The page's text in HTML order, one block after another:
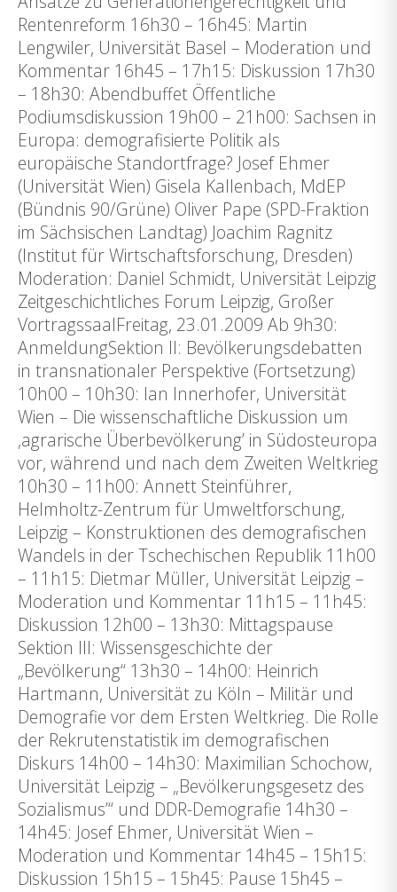
Rentenreform 16h30 – 16h45: Martin
Lengwiler, Universität Basel – Moderation und
Kommentar 16h45 – 17h15: Diskussion 17h30
– 18h30: Abendbuffet Öffentliche
Podiumsdiskussion 19h00 – 21h00: Sachsen in
Europa: demografisierte Politik als
europäische Standortfrage? Josef Ehmer
(Universität Wien) Gisela Kallenbach, MdEP
(Bündnis 90/Grüne) Oliver Pape (SPD-Fraktion
im Sächsischen Landtag) Joachim Ragnitz
(Institut für Wirtschaftsforschung, Dresden)
Moderation: Daniel Schmidt, Universität Leipzig
Zeitgeschichtliches Forum Leipzig, Großer
VortragssaalFreitag, 23.01.2009 Ab 9h30:
AnmeldungSektion II: Bevölkerungsdebatten
in transnationaler Perspektive (Fortsetzung)
10h00 – 10h30: Ian Innerhofer, Universität
Wien – Die wissenschaftliche Diskussion um
‚agrarische Überbevölkerung’ in Südosteuropa
vor, während und nach dem Zweiten Weltkrieg
10h30 – 11h00: Annett Steinführer,
Helmholtz-Zentrum für Umweltforschung,
Leipzig – Konstruktionen des demografischen
Wandels in der Tschechischen Republik 11h00
– 11h15: Dietmar Müller, Universität Leipzig –
Moderation und Kommentar 11h15 – 11h45:
Diskussion 12h00 – 13h30: Mittagspause
Sektion III: Wissensgeschichte der
„Bevölkerung“ 13h30 – 14h00: Heinrich
Hartmann, Universität zu Köln – Militär und
Demografie vor dem Ersten Weltkrieg. Die Rolle
der Rekrutenstatistik im demografischen
Diskurs 14h00 – 14h30: Maximilian Schochow,
Universität Leipzig – „Bevölkerungsgesetz des
Sozialismus’“ und DDR-Demografie 14h30 –
14h45: Josef Ehmer, Universität Wien –
Moderation und Kommentar 14h45 – 15h15:
Diskussion 15h15 – 15h45: Pause 15h45 –